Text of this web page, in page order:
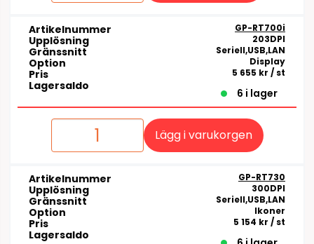
Artikelnummer GP-RT700i
Upplösning 203DPI
Gränssnitt Seriell,USB,LAN
Option Display
Pris 5 655 kr / st
Lagersaldo
6 i lager
Lägg i varukorgen
Artikelnummer GP-RT730
Upplösning 300DPI
Gränssnitt Seriell,USB,LAN
Option Ikoner
Pris 5 154 kr / st
Lagersaldo